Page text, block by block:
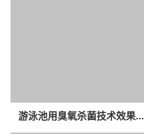
游泳池用臭氧杀菌技术效果...